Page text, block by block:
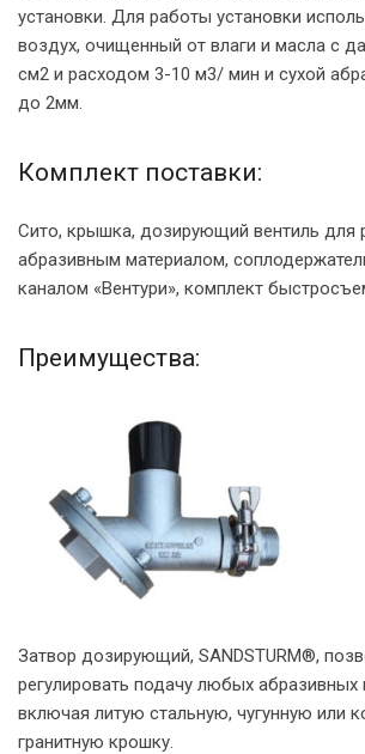
установки. Для работы установки
воздух, очищенный от влаги и масла с
см2 и расходом 3-10 м3/ мин и сухой
до 2мм.
Комплект поставки:
Сито, крышка, дозирующий вентиль
абразивным материалом,
каналом «Вентури», комплект
Преимущества:
Затвор дозирующий, SANDSTURM®,
регулировать подачу любых абразивных
включая литую стальную, чугунную или
гранитную крошку.